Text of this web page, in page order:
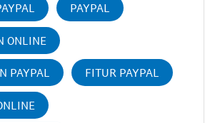
PAYPAL
ONLINE
PAYPAL FITUR PAYPAL